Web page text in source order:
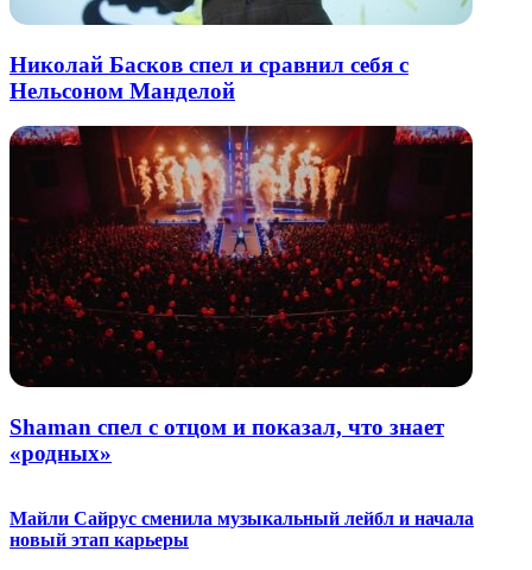
Николай Басков спел и сравнил себя с
Нельсоном Манделой
Shaman спел с отцом и показал, что знает
«родных»
Майли Сайрус сменила музыкальный лейбл и начала
новый этап карьеры